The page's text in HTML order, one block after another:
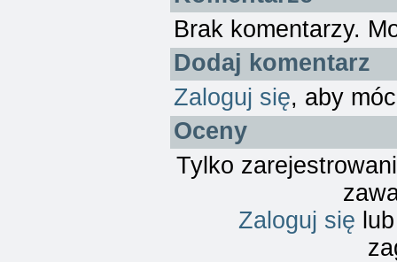
Brak komentarzy.
Dodaj komentarz
Zaloguj się, aby
Oceny
Tylko
Zaloguj się